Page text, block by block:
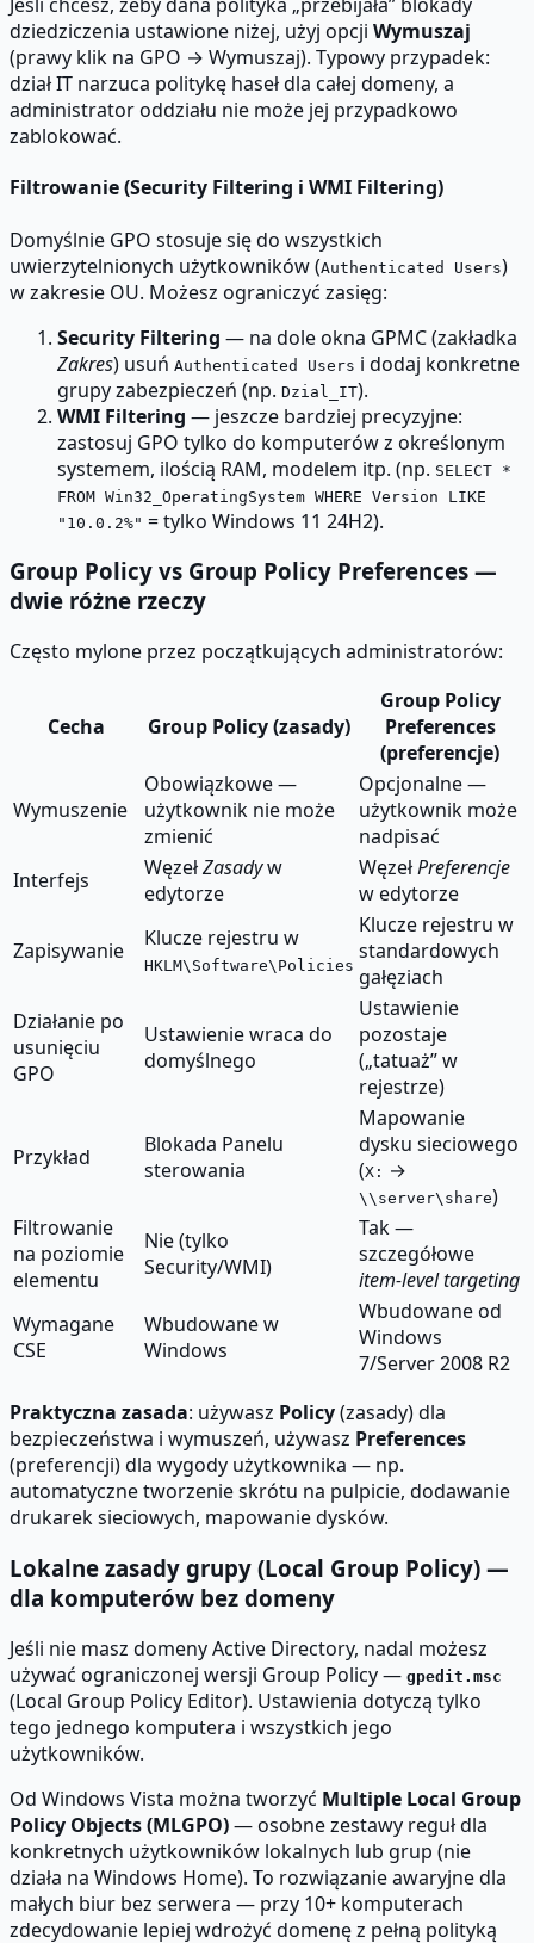
dziedziczenia ustawione niżej, użyj opcji Wymuszaj
(prawy klik na GPO → Wymuszaj). Typowy przypadek:
dział IT narzuca politykę haseł dla całej domeny, a
administrator oddziału nie może jej przypadkowo
zablokować.
Filtrowanie (Security Filtering i WMI Filtering)
Domyślnie GPO stosuje się do wszystkich
uwierzytelnionych użytkowników (Authenticated Users)
w zakresie OU. Możesz ograniczyć zasięg:
Security Filtering — na dole okna GPMC (zakładka
Zakres) usuń Authenticated Users i dodaj konkretne
grupy zabezpieczeń (np. Dzial_IT).
WMI Filtering — jeszcze bardziej precyzyjne:
zastosuj GPO tylko do komputerów z określonym
systemem, ilością RAM, modelem itp. (np. SELECT *
FROM Win32_OperatingSystem WHERE Version LIKE
"10.0.2%" = tylko Windows 11 24H2).
Group Policy vs Group Policy Preferences —
dwie różne rzeczy
Często mylone przez początkujących administratorów:
Cecha Group Policy (zasady)
Group Policy
Preferences
(preferencje)
Wymuszenie
Obowiązkowe —
użytkownik nie może
zmienić
Opcjonalne —
użytkownik może
nadpisać
Interfejs
WęzełZasadyw
edytorze
WęzełPreferencje
w edytorze
Zapisywanie Klucze rejestru w
HKLM\Software\Policies
Klucze rejestru w
standardowych
gałęziach
Działanie po
usunięciu
GPO
Ustawienie wraca do
domyślnego
Ustawienie
pozostaje
(„tatuaż” w
rejestrze)
Przykład
Blokada Panelu
sterowania
Mapowanie
dysku sieciowego
(X: →
\\server\share)
Filtrowanie
na poziomie
elementu
Nie (tylko
Security/WMI)
Tak —
szczegółowe
item-level targeting
Wymagane
CSE
Wbudowane w
Windows
Wbudowane od
Windows
7/Server 2008 R2
Praktyczna zasada: używasz Policy(zasady) dla
bezpieczeństwa i wymuszeń, używasz Preferences
(preferencji) dla wygody użytkownika — np.
automatyczne tworzenie skrótu na pulpicie, dodawanie
drukarek sieciowych, mapowanie dysków.
Lokalne zasady grupy (Local Group Policy) —
dla komputerów bez domeny
Jeśli nie masz domeny Active Directory, nadal możesz
używać ograniczonej wersji Group Policy — gpedit.msc
(Local Group Policy Editor). Ustawienia dotyczą tylko
tego jednego komputera i wszystkich jego
użytkowników.
Od Windows Vista można tworzyć Multiple Local Group
Policy Objects (MLGPO)— osobne zestawy reguł dla
konkretnych użytkowników lokalnych lub grup (nie
działa na Windows Home). To rozwiązanie awaryjne dla
małych biur bez serwera — przy 10+ komputerach
zdecydowanie lepiej wdrożyć domenę z pełną polityką